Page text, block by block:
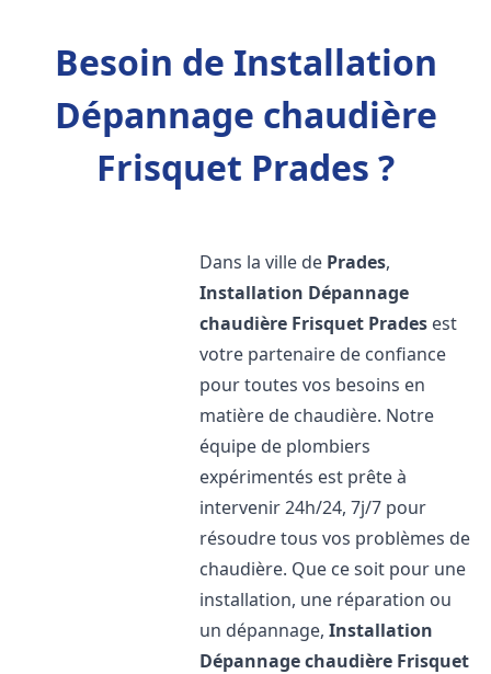
Besoin de Installation
Dépannage chaudière
Frisquet Prades ?
Dans la ville de Prades,
Installation Dépannage
chaudière Frisquet Prades est
votre partenaire de confiance
pour toutes vos besoins en
matière de chaudière. Notre
équipe de plombiers
expérimentés est prête à
intervenir 24h/24, 7j/7 pour
résoudre tous vos problèmes de
chaudière. Que ce soit pour une
installation, une réparation ou
un dépannage,Installation
Dépannage chaudière Frisquet